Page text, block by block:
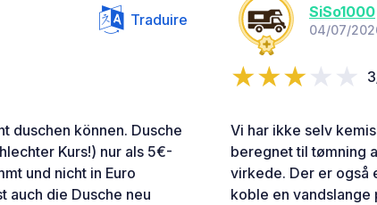
Traduire
duschen können. Dusche
Kurs!) nur als 5€-
und nicht in Euro
auch die Dusche neu
SiSo1000
04/07/
Vi har ikke selv
beregnet til tømning
virkede. Der er også
koble en vandslange